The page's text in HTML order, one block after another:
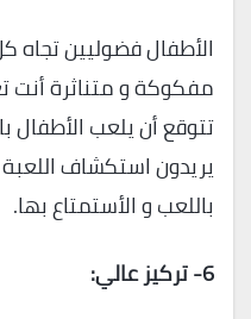
الأطفال فضوليين تجاه
مفكوكة و متناثرة أنت
تتوقع أن يلعب الأطفال
يريدون استكشاف
باللعب و الأستمتاع بها.
6- تركيز عالي: